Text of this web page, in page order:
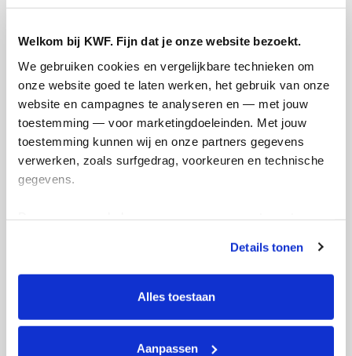
Welkom bij KWF. Fijn dat je onze website bezoekt.
We gebruiken cookies en vergelijkbare technieken om
onze website goed te laten werken, het gebruik van onze
website en campagnes te analyseren en — met jouw
toestemming — voor marketingdoeleinden. Met jouw
toestemming kunnen wij en onze partners gegevens
verwerken, zoals surfgedrag, voorkeuren en technische
gegevens.
tonen. Je kunt je toestemming op elk moment wijzigen of
intrekken via Cookie instellingen onderaan de pagina. De
lijst met cookies is te vinden in het tabblad “details”.
Details tonen
Alles toestaan
Aanpassen
Creditcard
Referentie
Ik wil bijdragen aan de transactiekosten
Doneer nu